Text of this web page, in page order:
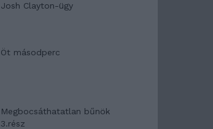
Josh Clayton-ügy
Öt másodperc
Megbocsáthatatlan bűnök
3.rész